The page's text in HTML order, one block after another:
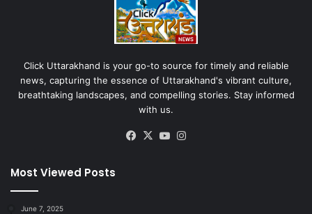
Click Uttarakhand is your go-to source for timely and reliable
news, capturing the essence of Uttarakhand's vibrant culture,
breathtaking landscapes, and compelling stories. Stay informed
with us.
Facebook
X YouTube
Most Viewed Posts
June 7, 2025